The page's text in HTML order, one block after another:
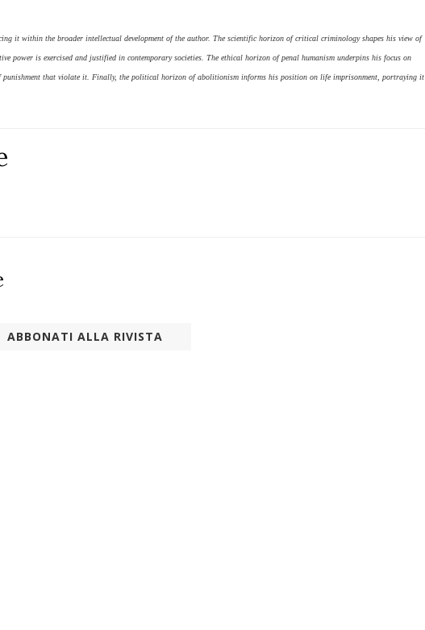
it within the broader intellectual development of the author. The scientific horizon of critical criminology shapes his view of
power is exercised and justified in contemporary societies. The ethical horizon of penal humanism underpins his focus on
punishment that violate it. Finally, the political horizon of abolitionism informs his position on life imprisonment, portraying it
ABBONATI ALLA RIVISTA